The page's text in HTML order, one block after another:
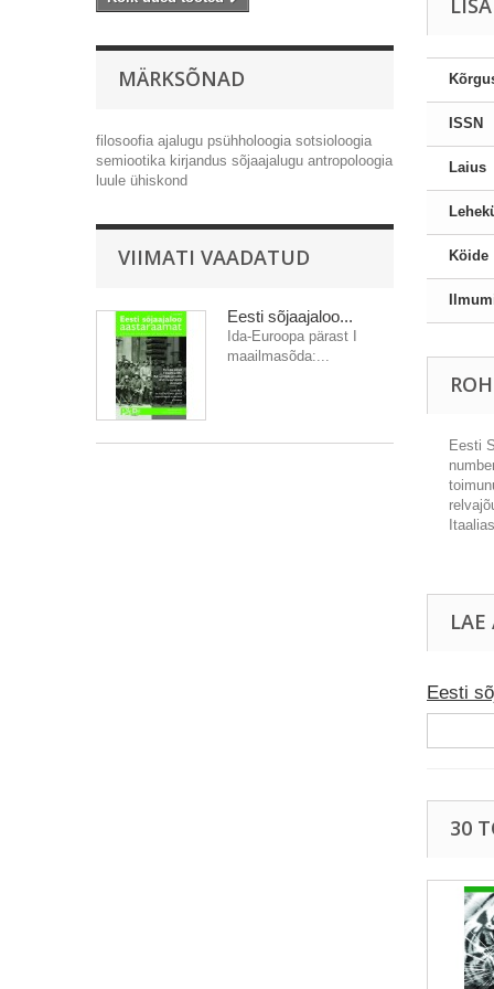
MÄRKSÕNAD
filosoofia ajalugu psühholoogia sotsioloogia
semiootika kirjandus sõjaajalugu antropoloogia
luule ühiskond
VIIMATI VAADATUD
Eesti sõjaajaloo...
Ida-Euroopa pärast I
maailmasõda:...
ISSN
Laius
Köide
Eesti
LAE
Eesti
30